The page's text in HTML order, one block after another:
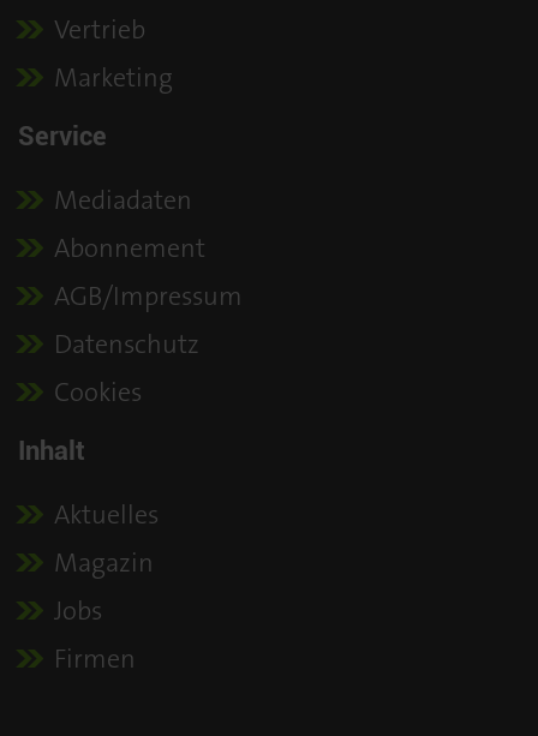
Vertrieb
Marketing
Service
Mediadaten
Abonnement
AGB/Impressum
Datenschutz
Cookies
Inhalt
Aktuelles
Magazin
Jobs
Firmen